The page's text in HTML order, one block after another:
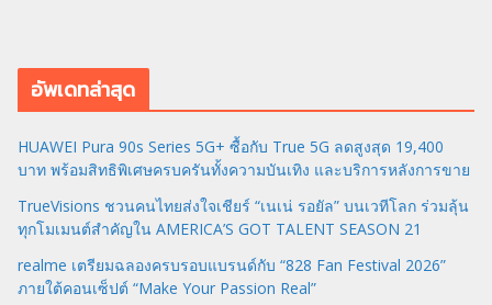
อัพเดทล่าสุด
HUAWEI Pura 90s Series 5G+ ซื้อกับ True 5G ลดสูงสุด 19,400
บาท พร้อมสิทธิพิเศษครบครันทั้งความบันเทิง และบริการหลังการขาย
TrueVisions ชวนคนไทยส่งใจเชียร์ “เนเน่ รอยัล” บนเวทีโลก ร่วมลุ้น
ทุกโมเมนต์สำคัญใน AMERICA’S GOT TALENT SEASON 21
realme เตรียมฉลองครบรอบแบรนด์กับ “828 Fan Festival 2026”
ภายใต้คอนเซ็ปต์ “Make Your Passion Real”